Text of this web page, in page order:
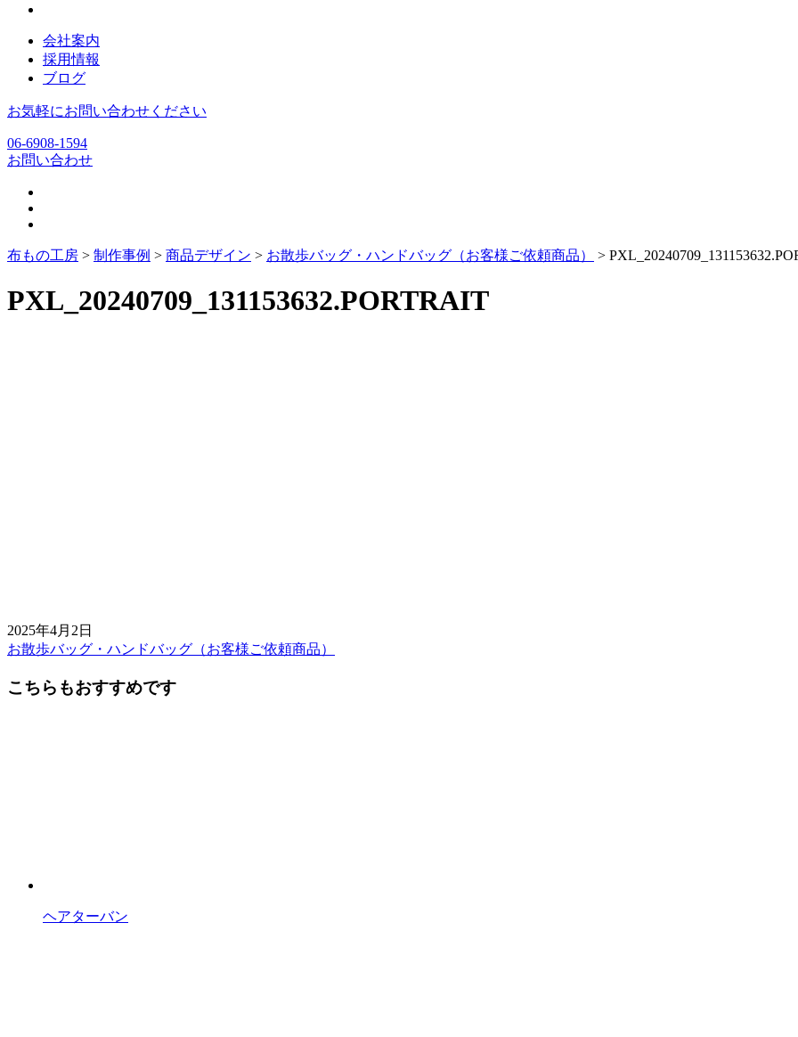
会社案内
採用情報
ブログ
お気軽にお問い合わせください
06-6908-1594
お問い合わせ
布もの工房 > 制作事例 > 商品デザイン > お散歩バッグ・ハンドバッグ（お客様ご依頼商品） >
PXL_20240709_131153632.PORTRAIT
2025年4月2日
前
後
お散歩バッグ・ハンドバッグ（お客様ご依頼商品）
こちらもおすすめです
ヘアターバン